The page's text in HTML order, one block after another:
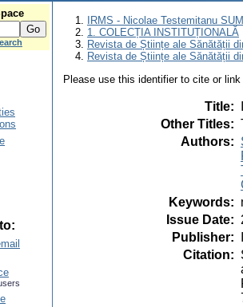
IRMS - Nicolae Testemitanu
1. COLECȚIA INSTITUȚIONALĂ
Revista de Științe ale Sănătății
Revista de Științe ale Sănătății
Please use this identifier to cite or
Title:
Other Titles:
Authors:
Keywords:
Issue Date:
Publisher:
Citation: